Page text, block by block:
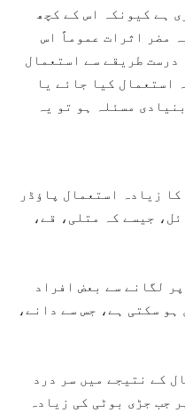
ہے کیونکہ اس کے کچھ
مضر اثرات عموماً اس
درست طریقے سے استعمال
استعمال کیا جائے یا
مسئلہ ہو تو یہ
کا زیادہ استعمال پاؤڈر
جیسے کہ متلی، قے،
لگانے سے بعض افراد
سکتی ہے، جس سے دانے،
کے نتیجے میں سر درد
جب جڑی بوٹی کی زیادہ